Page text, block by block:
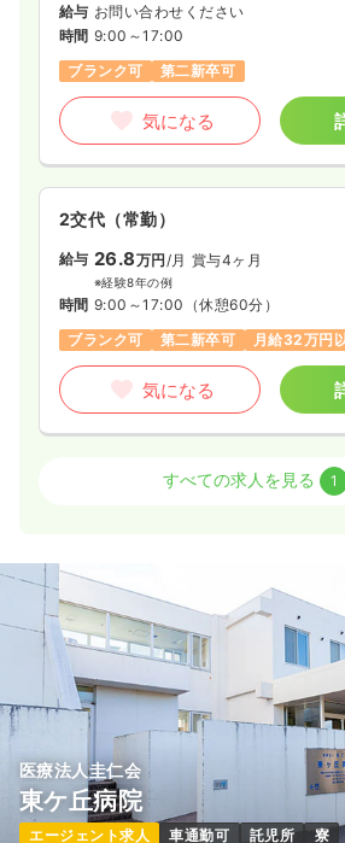
給与 お問い合わせください
時間 9:00～17:00
ブランク可
第二新卒可
気になる
2交代（常勤）
給与 26.8万円/月 賞与4ヶ月
※経験8年の例
時間 9:00～17:00 （休憩60分）
ブランク可
第二新卒可 月給32万円
気になる
給与
時間
9:00～17:00
日祝休み
月給25万円以上可
気になる
すべての求人を見る 1
医療法人圭仁会
東ケ丘病院
エージェント求人 車通勤可 託児所 寮